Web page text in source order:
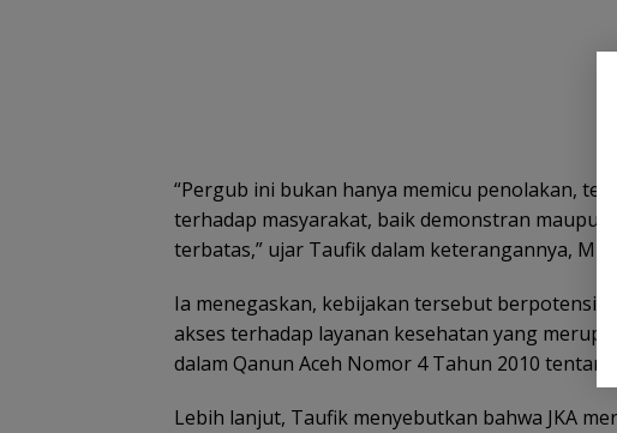
“Pergub ini bukan hanya memicu penolakan,
terhadap masyarakat, baik demonstran maupun
terbatas,” ujar Taufik dalam keterangannya,
Ia menegaskan, kebijakan tersebut berpotensi
akses terhadap layanan kesehatan yang
dalam Qanun Aceh Nomor 4 Tahun 2010 tentang
Lebih lanjut, Taufik menyebutkan bahwa JKA